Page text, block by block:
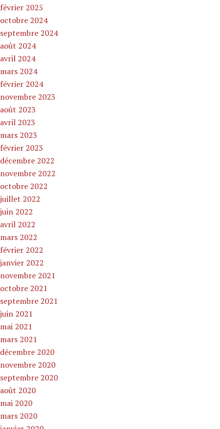
février 2025
octobre 2024
septembre 2024
août 2024
avril 2024
mars 2024
février 2024
novembre 2023
août 2023
avril 2023
mars 2023
février 2023
décembre 2022
novembre 2022
octobre 2022
juillet 2022
juin 2022
avril 2022
mars 2022
février 2022
janvier 2022
novembre 2021
octobre 2021
septembre 2021
juin 2021
mai 2021
mars 2021
décembre 2020
novembre 2020
septembre 2020
août 2020
mai 2020
mars 2020